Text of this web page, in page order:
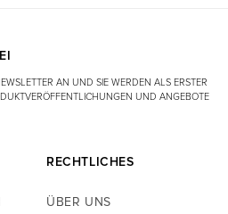
AN UND SIE WERDEN ALS ERSTER
UND ANGEBOTE
RECHTLICHES
ÜBER UNS